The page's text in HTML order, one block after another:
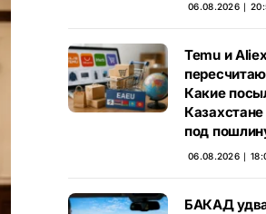
06.08.2026 ∣
Temu и
Какие
под
06.08.2026 ∣
БАКАД